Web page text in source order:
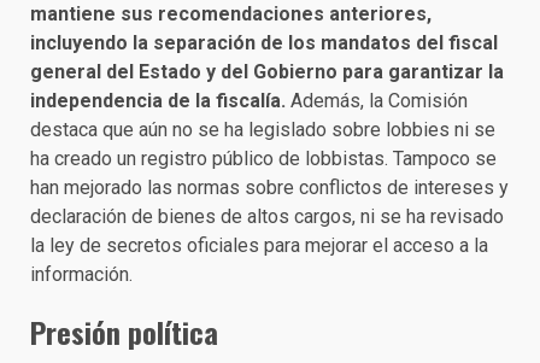
mantiene sus recomendaciones anteriores,
incluyendo la separación de los mandatos del fiscal
general del Estado y del Gobierno para garantizar la
independencia de la fiscalía. Además, la Comisión
destaca que aún no se ha legislado sobre lobbies ni se
ha creado un registro público de lobbistas. Tampoco se
han mejorado las normas sobre conflictos de intereses y
declaración de bienes de altos cargos, ni se ha revisado
la ley de secretos oficiales para mejorar el acceso a la
información.
Presión política